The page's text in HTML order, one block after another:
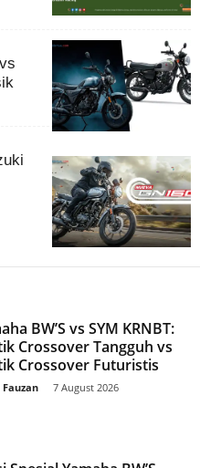
BW’S vs SYM KRNBT:
Crossover Tangguh vs
Crossover Futuristis
7 August 2026